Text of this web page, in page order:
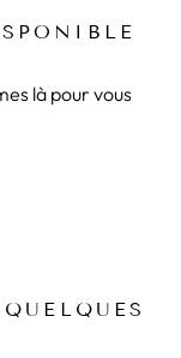
là pour vous